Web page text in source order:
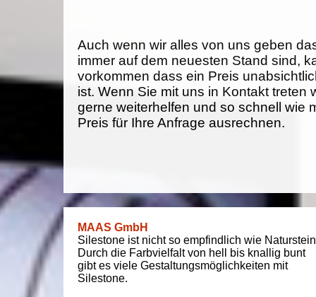
Auch wenn wir alles von uns geben
immer auf dem neuesten Stand sind,
vorkommen dass ein Preis
ist. Wenn Sie mit uns in Kontakt treten
gerne weiterhelfen und so schnell wie
Preis für Ihre Anfrage ausrechnen.
MAAS GmbH
Silestone ist nicht so empfindlich wie
Durch die Farbvielfalt von hell bis knallig bunt
gibt es viele Gestaltungsmöglichkeiten mit
Silestone.